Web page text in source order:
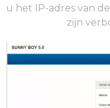
u het IP-adres van
zijn